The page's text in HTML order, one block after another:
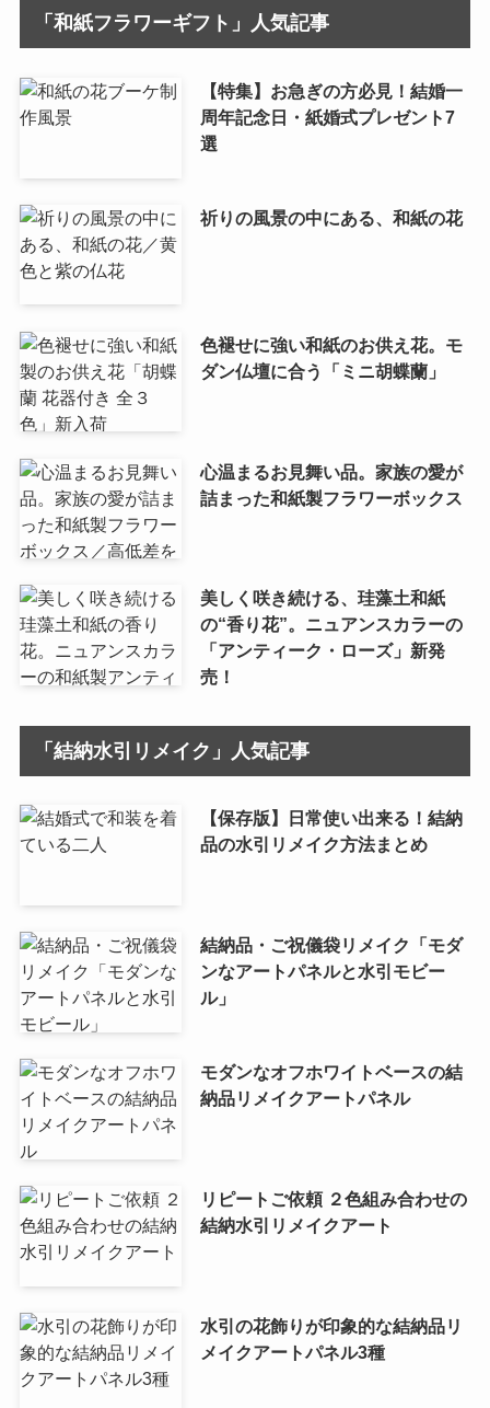
「和紙フラワーギフト」人気記事
【特集】お急ぎの方必見！結婚一
周年記念日・紙婚式プレゼント7
選
祈りの風景の中にある、和紙の花
色褪せに強い和紙のお供え花。モ
ダン仏壇に合う「ミニ胡蝶蘭」
心温まるお見舞い品。家族の愛が
詰まった和紙製フラワーボックス
美しく咲き続ける、珪藻土和紙
の“香り花”。ニュアンスカラーの
「アンティーク・ローズ」新発
売！
「結納水引リメイク」人気記事
【保存版】日常使い出来る！結納
品の水引リメイク方法まとめ
結納品・ご祝儀袋リメイク「モダ
ンなアートパネルと水引モビー
ル」
モダンなオフホワイトベースの結
納品リメイクアートパネル
リピートご依頼 ２色組み合わせの
結納水引リメイクアート
水引の花飾りが印象的な結納品リ
メイクアートパネル3種